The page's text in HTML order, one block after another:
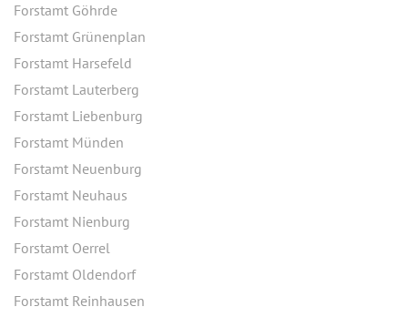
Forstamt Göhrde
Forstamt Grünenplan
Forstamt Harsefeld
Forstamt Lauterberg
Forstamt Liebenburg
Forstamt Münden
Forstamt Neuenburg
Forstamt Neuhaus
Forstamt Nienburg
Forstamt Oerrel
Forstamt Oldendorf
Forstamt Reinhausen